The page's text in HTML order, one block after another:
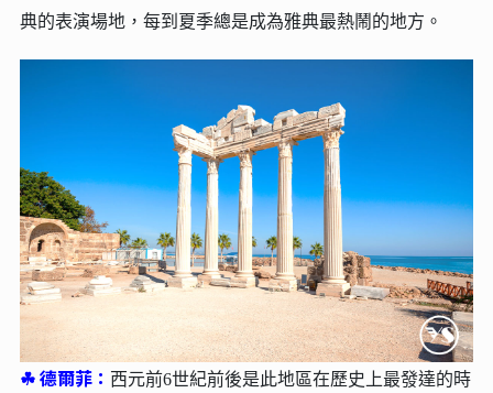
典的表演場地，每到夏季總是成為雅典最熱鬧的地方。
☘︎德爾菲： 西元前6世紀前後是此地區在歷史上最發達的時